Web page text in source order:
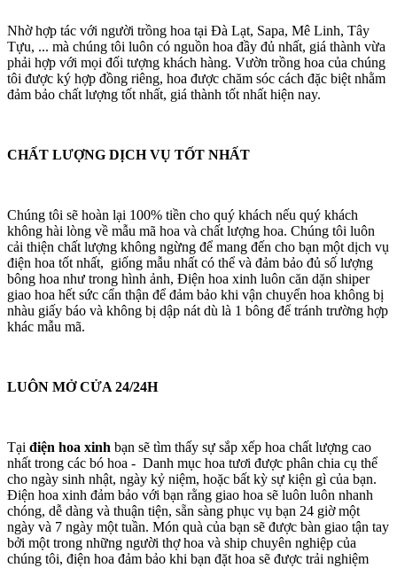
Nhờ hợp tác với người trồng hoa tại Đà Lạt, Sapa, Mê Linh, Tây
Tựu, ... mà chúng tôi luôn có nguồn hoa đầy đủ nhất, giá thành vừa
phải hợp với mọi đối tượng khách hàng. Vườn trồng hoa của chúng
tôi được ký hợp đồng riêng, hoa được chăm sóc cách đặc biệt nhằm
đảm bảo chất lượng tốt nhất, giá thành tốt nhất hiện nay.
CHẤT LƯỢNG DỊCH VỤ TỐT NHẤT
Chúng tôi sẽ hoàn lại 100% tiền cho quý khách nếu quý khách
không hài lòng về mẫu mã hoa và chất lượng hoa. Chúng tôi luôn
cải thiện chất lượng không ngừng để mang đến cho bạn một dịch vụ
điện hoa tốt nhất, giống mẫu nhất có thể và đảm bảo đủ số lượng
bông hoa như trong hình ảnh, Điện hoa xinh luôn căn dặn shiper
giao hoa hết sức cẩn thận để đảm bảo khi vận chuyển hoa không bị
nhàu giấy báo và không bị dập nát dù là 1 bông để tránh trường hợp
khác mẫu mã.
LUÔN MỞ CỬA 24/24H
Tại điện hoa xinh bạn sẽ tìm thấy sự sắp xếp hoa chất lượng cao
nhất trong các bó hoa - Danh mục hoa tươi được phân chia cụ thể
cho ngày sinh nhật, ngày kỷ niệm, hoặc bất kỳ sự kiện gì của bạn.
Điện hoa xinh đảm bảo với bạn rằng giao hoa sẽ luôn luôn nhanh
chóng, dễ dàng và thuận tiện, sẵn sàng phục vụ bạn 24 giờ một
ngày và 7 ngày một tuần. Món quà của bạn sẽ được bàn giao tận tay
bởi một trong những người thợ hoa và ship chuyên nghiệp của
chúng tôi, điện hoa đảm bảo khi bạn đặt hoa sẽ được trải nghiệm